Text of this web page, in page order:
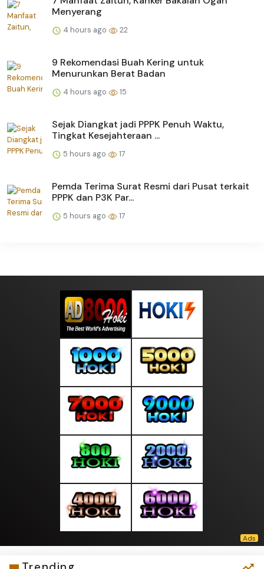
Menyerang
4 hours ago 22
9 Rekomendasi Buah Kering untuk
Menurunkan Berat Badan
4 hours ago 15
Sejak Diangkat jadi PPPK Penuh Waktu,
Tingkat Kesejahteraan ...
5 hours ago 17
Pemda Terima Surat Resmi dari Pusat terkait
PPPK dan P3K Par...
5 hours ago 17